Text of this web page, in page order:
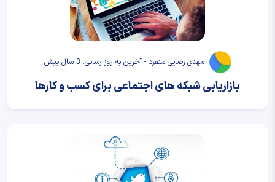
مهدی رضایی منفرد - آخرین به روز رسانی: 3 سال پیش
بازاریابی شبکه های اجتماعی برای کسب و کارها